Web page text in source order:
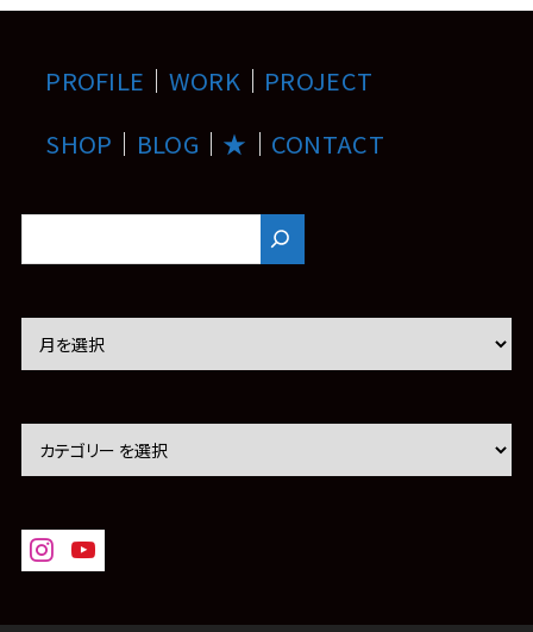
PROFILE ｜ WORK ｜ PROJECT
SHOP ｜ BLOG ｜ ★ ｜ CONTACT
カ
ブ